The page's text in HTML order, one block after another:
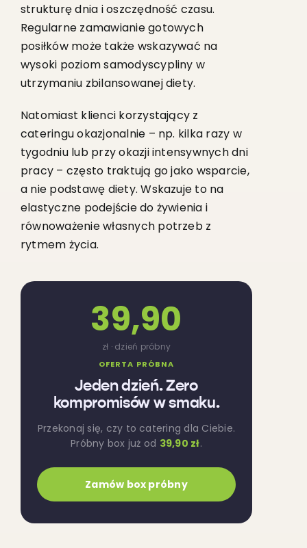
strukturę dnia i oszczędność czasu.
Regularne zamawianie gotowych
posiłków może także wskazywać na
wysoki poziom samodyscypliny w
utrzymaniu zbilansowanej diety.
Natomiast klienci korzystający z
cateringu okazjonalnie – np. kilka razy w
tygodniu lub przy okazji intensywnych dni
pracy – często traktują go jako wsparcie,
a nie podstawę diety. Wskazuje to na
elastyczne podejście do żywienia i
równoważenie własnych potrzeb z
rytmem życia.
OFERTA PRÓBNA
Jeden dzień. Zero
kompromisów w smaku.
Przekonaj się, czy to catering dla Ciebie.
Próbny box już od 39,90 zł.
Zamów box próbny
39,90
zł · dzień próbny